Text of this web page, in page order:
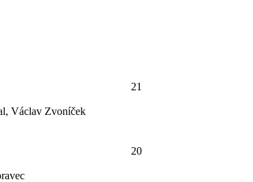
Václav Zvoníček
21
20